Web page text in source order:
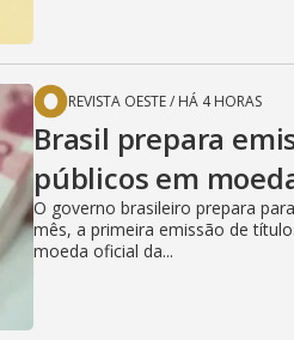
REVISTA OESTE/ HÁ 4 HORAS
Brasil prepara
públicos em
O governo brasileiro prepara
mês, a primeira emissão de
moeda oficial da...